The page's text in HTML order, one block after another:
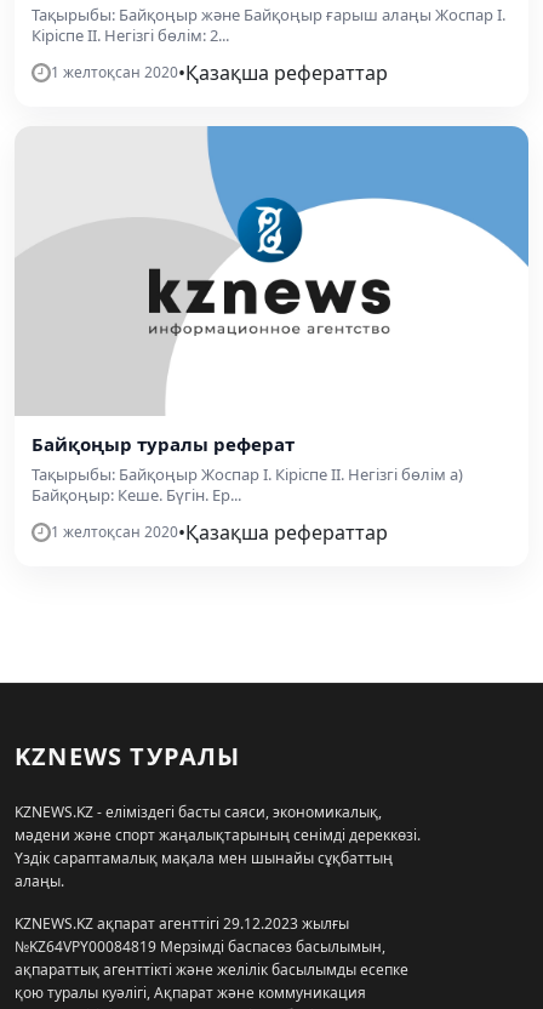
Тақырыбы: Байқоңыр және Байқоңыр ғарыш алаңы Жоспар I.
Кіріспе II. Негізгі бөлім: 2...
1 желтоқсан 2020•Қазақша рефераттар
Байқоңыр туралы реферат
Тақырыбы: Байқоңыр Жоспар І. Кіріспе ІІ. Негізгі бөлім а)
Байқоңыр: Кеше. Бүгін. Ер...
1 желтоқсан 2020•Қазақша рефераттар
KZNEWS ТУРАЛЫ
KZNEWS.KZ - еліміздегі басты саяси, экономикалық,
мәдени және спорт жаңалықтарының сенімді дереккөзі.
Үздік сараптамалық мақала мен шынайы сұқбаттың
алаңы.
KZNEWS.KZ ақпарат агенттігі 29.12.2023 жылғы
№KZ64VPY00084819 Мерзімді баспасөз басылымын,
ақпараттық агенттікті және желілік басылымды есепке
қою туралы куәлігі, Ақпарат және коммуникация